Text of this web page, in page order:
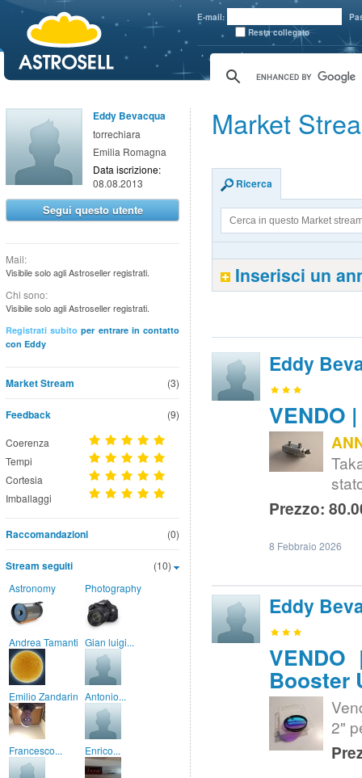
E-mail:
Resta collegato
Eddy Bevacqua
torrechiara
Emilia Romagna
Data iscrizione:
08.08.2013
Segui questo utente
Mail:
Visibile solo agli Astroseller registrati.
Chi sono:
Visibile solo agli Astroseller registrati.
Registrati subito per entrare in contatto
con Eddy
(3)
Market Stream
Feedback (9)
Coerenza
Tempi
Cortesia
Imballaggi
(0)
Raccomandazioni
(10)
Stream seguiti
Astronomy Photography
Andrea Tamanti Gian luigi...
Emilio Zandarin Antonio...
Francesco... Enrico...
Market
Ricerca
Inserisci un
Eddy
VENDO
Prezzo:
8 Febbraio 2026
Eddy
Booster
2"